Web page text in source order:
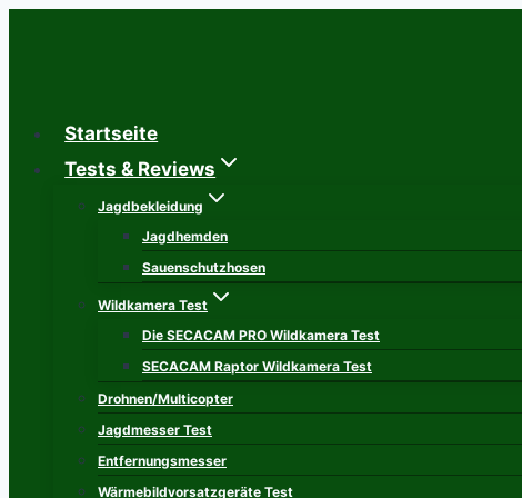
Startseite
Tests & Reviews
Jagdbekleidung
Jagdhemden
Sauenschutzhosen
Wildkamera Test
Die SECACAM PRO Wildkamera Test
SECACAM Raptor Wildkamera Test
Drohnen/Multicopter
Jagdmesser Test
Entfernungsmesser
Wärmebildvorsatzgeräte Test